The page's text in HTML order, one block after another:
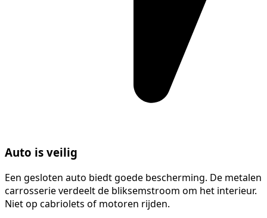
Auto is veilig
Een gesloten auto biedt goede bescherming. De metalen
carrosserie verdeelt de bliksemstroom om het interieur.
Niet op cabriolets of motoren rijden.